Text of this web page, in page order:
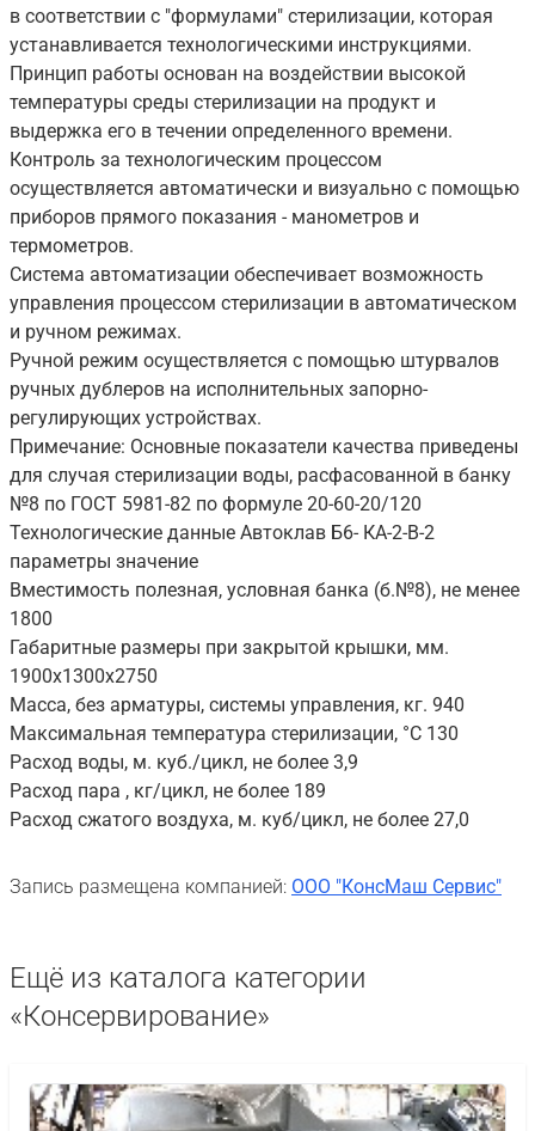
в соответствии с "формулами" стерилизации, которая
устанавливается технологическими инструкциями.
Принцип работы основан на воздействии высокой
температуры среды стерилизации на продукт и
выдержка его в течении определенного времени.
Контроль за технологическим процессом
осуществляется автоматически и визуально с помощью
приборов прямого показания - манометров и
термометров.
Система автоматизации обеспечивает возможность
управления процессом стерилизации в автоматическом
и ручном режимах.
Ручной режим осуществляется с помощью штурвалов
ручных дублеров на исполнительных запорно-
регулирующих устройствах.
Примечание: Основные показатели качества приведены
для случая стерилизации воды, расфасованной в банку
№8 по ГОСТ 5981-82 по формуле 20-60-20/120
Технологические данные Автоклав Б6- КА-2-В-2
параметры значение
Вместимость полезная, условная банка (б.№8), не менее
1800
Габаритные размеры при закрытой крышки, мм.
1900х1300х2750
Масса, без арматуры, системы управления, кг. 940
Максимальная температура стерилизации, °С 130
Расход воды, м. куб./цикл, не более 3,9
Расход пара , кг/цикл, не более 189
Расход сжатого воздуха, м. куб/цикл, не более 27,0
Запись размещена компанией: ООО "КонсМаш Сервис"
Ещё из каталога категории
«Консервирование»